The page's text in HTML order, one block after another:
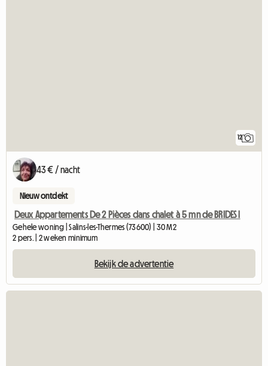
12
43 € / nacht
Nieuw ontdekt
Deux Appartements De 2 Pièces dans chalet à 5 mn de BRIDES l
Gehele woning | Salins-les-Thermes (73600) | 30 M2
2 pers. | 2 weken minimum
Bekijk de advertentie